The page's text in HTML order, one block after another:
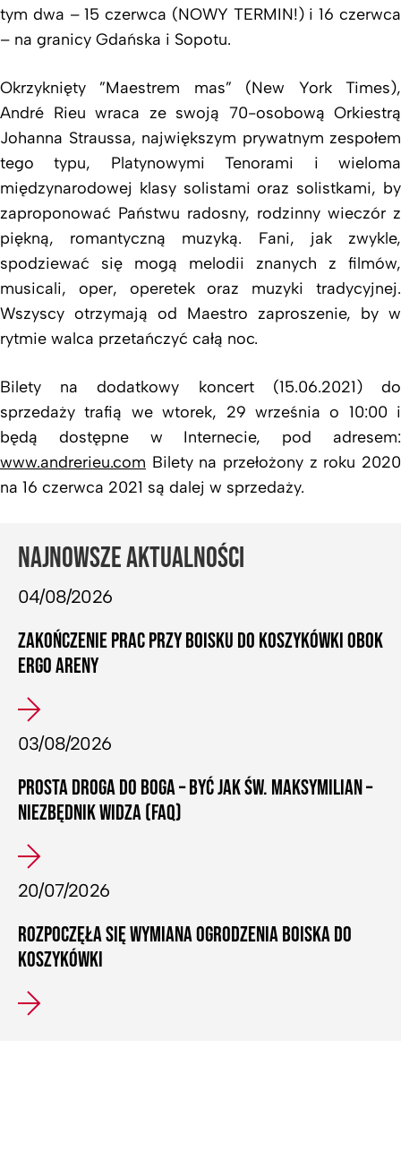
tym dwa – 15 czerwca (NOWY TERMIN!) i 16 czerwca
– na granicy Gdańska i Sopotu.
Okrzyknięty ”Maestrem mas” (New York Times),
André Rieu wraca ze swoją 70-osobową Orkiestrą
Johanna Straussa, największym prywatnym zespołem
tego typu, Platynowymi Tenorami i wieloma
międzynarodowej klasy solistami oraz solistkami, by
zaproponować Państwu radosny, rodzinny wieczór z
piękną, romantyczną muzyką. Fani, jak zwykle,
spodziewać się mogą melodii znanych z filmów,
musicali, oper, operetek oraz muzyki tradycyjnej.
Wszyscy otrzymają od Maestro zaproszenie, by w
rytmie walca przetańczyć całą noc.
Bilety na dodatkowy koncert (15.06.2021) do
sprzedaży trafią we wtorek, 29 września o 10:00 i
będą dostępne w Internecie, pod adresem:
www.andrerieu.com Bilety na przełożony z roku 2020
na 16 czerwca 2021 są dalej w sprzedaży.
NAJNOWSZE AKTUALNOŚCI
04/08/2026
ZAKOŃCZENIE PRAC PRZY BOISKU DO KOSZYKÓWKI OBOK
ERGO ARENY
03/08/2026
PROSTA DROGA DO BOGA – BYĆ JAK ŚW. MAKSYMILIAN –
NIEZBĘDNIK WIDZA (FAQ)
20/07/2026
ROZPOCZĘŁA SIĘ WYMIANA OGRODZENIA BOISKA DO
KOSZYKÓWKI